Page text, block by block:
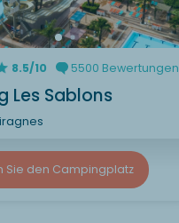
8.5/10 5500 Bewertungen
Les Sablons
Sie den Campingplatz